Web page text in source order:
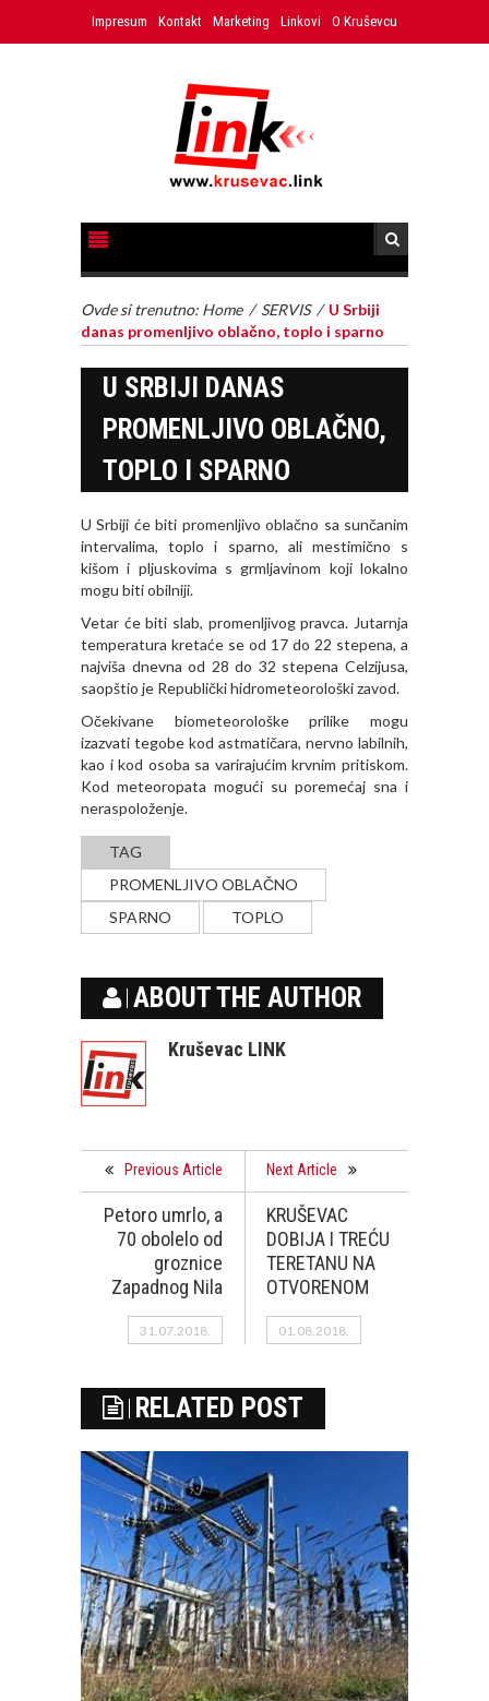
Impresum Kontakt Marketing Linkovi O Kruševcu
Ovde si trenutno: Home / SERVIS / U Srbiji
danas promenljivo oblačno, toplo i sparno
U SRBIJI DANAS
PROMENLJIVO OBLAČNO,
TOPLO I SPARNO
U Srbiji će biti promenljivo oblačno sa sunčanim
intervalima, toplo i sparno, ali mestimično s
kišom i pljuskovima s grmljavinom koji lokalno
mogu biti obilniji.
Vetar će biti slab, promenljivog pravca. Jutarnja
temperatura kretaće se od 17 do 22 stepena, a
najviša dnevna od 28 do 32 stepena Celzijusa,
saopštio je Republički hidrometeorološki zavod.
Očekivane biometeorološke prilike mogu
izazvati tegobe kod astmatičara, nervno labilnih,
kao i kod osoba sa varirajućim krvnim pritiskom.
Kod meteoropata mogući su poremećaj sna i
neraspoloženje.
TAG
PROMENLJIVO OBLAČNO
SPARNO
TOPLO
ABOUT THE AUTHOR
Kruševac LINK
Previous Article
Petoro umrlo, a
70 obolelo od
groznice
Zapadnog Nila
31.07.2018.
Next Article
KRUŠEVAC
DOBIJA I TREĆU
TERETANU NA
OTVORENOM
01.08.2018.
RELATED POST